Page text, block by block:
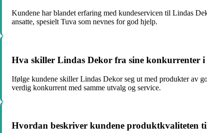
Kundene har blandet erfaring med kundeservicen til Lindas
ansatte, spesielt Tuva som nevnes for god hjelp.
Hva skiller Lindas Dekor fra sine konkurrenter i
Ifølge kundene skiller Lindas Dekor seg ut med produkter av
verdig konkurrent med samme utvalg og service.
Hvordan beskriver kundene produktkvaliteten